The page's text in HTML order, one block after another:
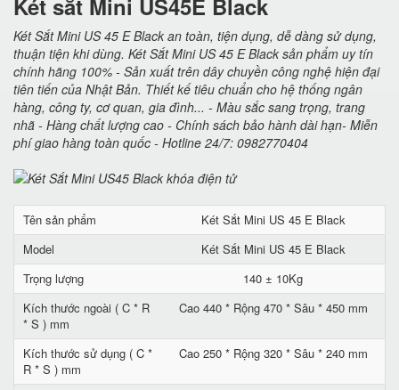
Két sắt Mini US45E Black
Két Sắt Mini US 45 E Black an toàn, tiện dụng, dễ dàng sử dụng,
thuận tiện khi dùng. Két Sắt Mini US 45 E Black sản phẩm uy tín
chính hãng 100% - Sản xuất trên dây chuyền công nghệ hiện đại
tiên tiến của Nhật Bản. Thiết kế tiêu chuẩn cho hệ thống ngân
hàng, công ty, cơ quan, gia đình... - Màu sắc sang trọng, trang
nhã - Hàng chất lượng cao - Chính sách bảo hành dài hạn- Miễn
phí giao hàng toàn quốc - Hotline 24/7: 0982770404
Tên sản phẩm
Két Sắt Mini US 45 E Black
Model
Két Sắt Mini US 45 E Black
Trọng lượng
140 ± 10Kg
Kích thước ngoài ( C * R
* S ) mm
Cao 440 * Rộng 470 * Sâu * 450 mm
Kích thước sử dụng ( C *
R * S ) mm
Cao 250 * Rộng 320 * Sâu * 240 mm